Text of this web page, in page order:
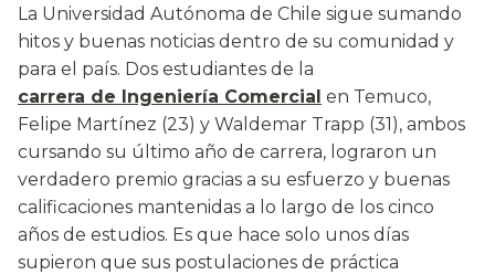
La Universidad Autónoma de Chile sigue sumando
hitos y buenas noticias dentro de su comunidad y
para el país. Dos estudiantes de la
carrera de Ingeniería Comercial en Temuco,
Felipe Martínez (23) y Waldemar Trapp (31), ambos
cursando su último año de carrera, lograron un
verdadero premio gracias a su esfuerzo y buenas
calificaciones mantenidas a lo largo de los cinco
años de estudios. Es que hace solo unos días
supieron que sus postulaciones de práctica